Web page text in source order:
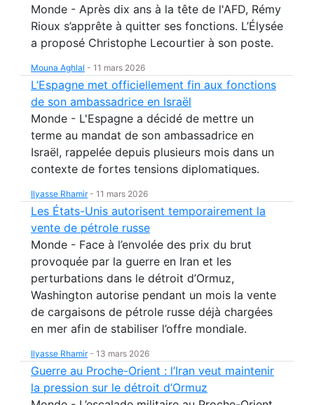
Monde - Après dix ans à la tête de l'AFD, Rémy
Rioux s’apprête à quitter ses fonctions. L’Élysée
a proposé Christophe Lecourtier à son poste.
Mouna Aghlal - 11 mars 2026
L’Espagne met officiellement fin aux fonctions
de son ambassadrice en Israël
Monde - L'Espagne a décidé de mettre un
terme au mandat de son ambassadrice en
Israël, rappelée depuis plusieurs mois dans un
contexte de fortes tensions diplomatiques.
Ilyasse Rhamir- 11 mars 2026
Les États-Unis autorisent temporairement la
vente de pétrole russe
Monde - Face à l’envolée des prix du brut
provoquée par la guerre en Iran et les
perturbations dans le détroit d’Ormuz,
Washington autorise pendant un mois la vente
de cargaisons de pétrole russe déjà chargées
en mer afin de stabiliser l’offre mondiale.
Ilyasse Rhamir- 13 mars 2026
Guerre au Proche-Orient : l’Iran veut maintenir
la pression sur le détroit d’Ormuz